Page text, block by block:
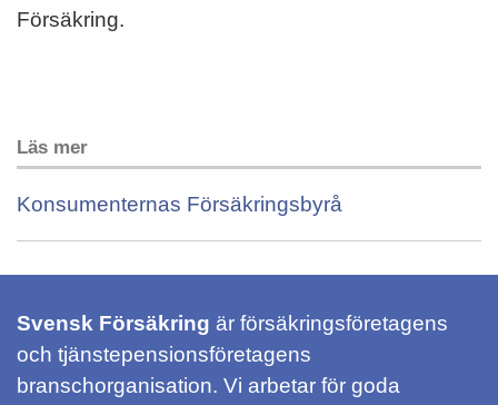
Försäkring.
Läs mer
Konsumenternas Försäkringsbyrå
Svensk Försäkring är försäkringsföretagens
och tjänstepensionsföretagens
branschorganisation. Vi arbetar för goda